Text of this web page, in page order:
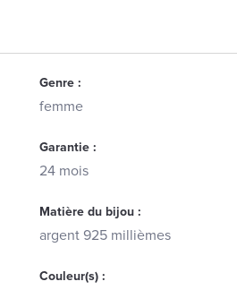
Genre :
femme
Garantie :
24 mois
Matière du bijou :
argent 925 millièmes
Couleur(s) :